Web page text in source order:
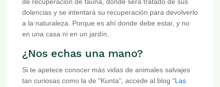
dolencias y se intentará su recuperación para devolverlo
a la naturaleza. Porque es ahí donde debe estar, y no
en una casa ni en un jardín.
¿Nos echas una mano?
Si te apetece conocer más vidas de animales salvajes
tan curiosas como la de "Kunta", accede al blog "Las